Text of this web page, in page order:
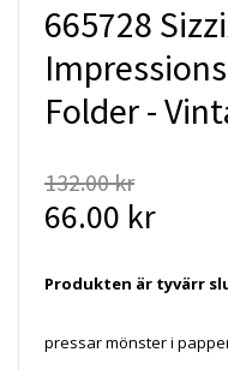
665728
Folder -
132.00 kr
66.00 kr
Produkten är tyvärr
pressar mönster i